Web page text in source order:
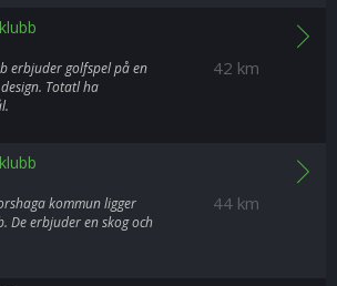
42 km
erbjuder golfspel på en
Totatl ha
44 km
kommun ligger
De erbjuder en skog och